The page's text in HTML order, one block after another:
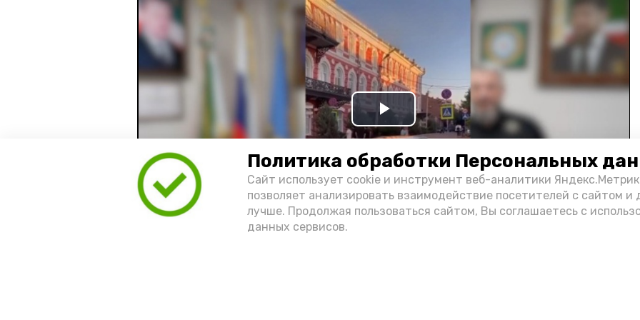
Политика обработки Персональных
Сайт использует cookie и инструмент веб-аналитики
позволяет анализировать взаимодействие посетителей с сайтом и
лучше. Продолжая пользоваться сайтом, Вы соглашаетесь с
данных сервисов.
Play
Video